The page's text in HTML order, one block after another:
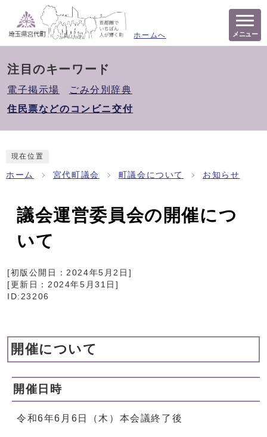
ホームへ メニュー
注目のキーワード
電子掲示場
ごみ分別辞典
住民票などのコンビニ交付
現在位置
ホーム 宮代町議会 町議会について お知らせ
議会運営委員会の開催につ
いて
[初版公開日：2024年5月2日 ]
[更新日： 2024年5月31日 ]
ID:23206
開催について
開催日時
令和6年6月6日（木）本会議終了後